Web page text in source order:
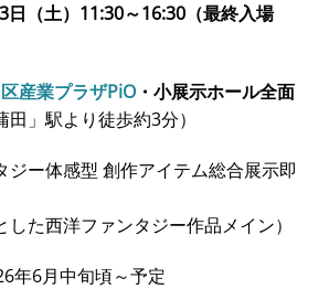
日（土）11:30～16:30（最終入場
産業プラザPiO ・小展示ホール全面
田」駅より徒歩約3分）
ジー体感型 創作アイテム総合展示即
した西洋ファンタジー作品メイン）
年6月中旬頃～予定